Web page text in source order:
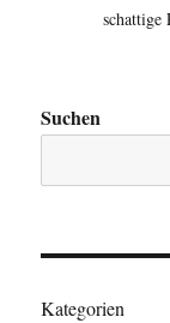
schattige
Suchen
Kategorien